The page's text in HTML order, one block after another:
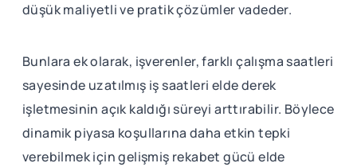
düşük maliyetli ve pratik çözümler vadeder.
Bunlara ek olarak, işverenler, farklı çalışma saatleri
sayesinde uzatılmış iş saatleri elde derek
işletmesinin açık kaldığı süreyi arttırabilir. Böylece
dinamik piyasa koşullarına daha etkin tepki
verebilmek için gelişmiş rekabet gücü elde